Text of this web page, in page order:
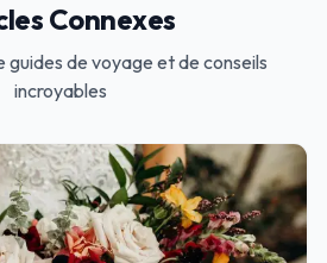
Connexes
guides de voyage et de conseils
incroyables